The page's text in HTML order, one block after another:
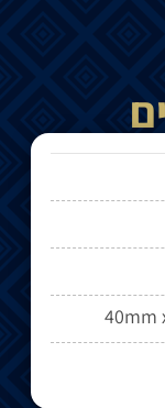
40mm